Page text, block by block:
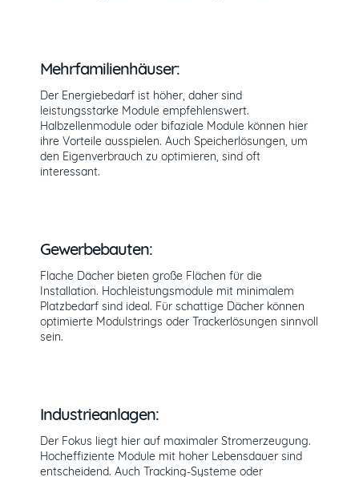
Mehrfamilienhäuser:
Der Energiebedarf ist höher, daher sind
leistungsstarke Module empfehlenswert.
Halbzellenmodule oder bifaziale Module können hier
ihre Vorteile ausspielen. Auch Speicherlösungen, um
den Eigenverbrauch zu optimieren, sind oft
interessant.
Gewerbebauten:
Flache Dächer bieten große Flächen für die
Installation. Hochleistungsmodule mit minimalem
Platzbedarf sind ideal. Für schattige Dächer können
optimierte Modulstrings oder Trackerlösungen sinnvoll
sein.
Industrieanlagen:
Der Fokus liegt hier auf maximaler Stromerzeugung.
Hocheffiziente Module mit hoher Lebensdauer sind
entscheidend. Auch Tracking-Systeme oder